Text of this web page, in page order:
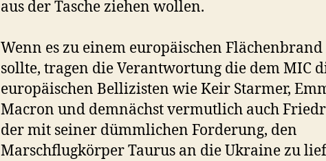
aus der Tasche ziehen wollen.
Wenn es zu einem europäischen
sollte, tragen die Verantwortung die dem MIC
europäischen Bellizisten wie Keir Starmer,
Macron und demnächst vermutlich auch
der mit seiner dümmlichen Forderung, den
Marschflugkörper Taurus an die Ukraine zu